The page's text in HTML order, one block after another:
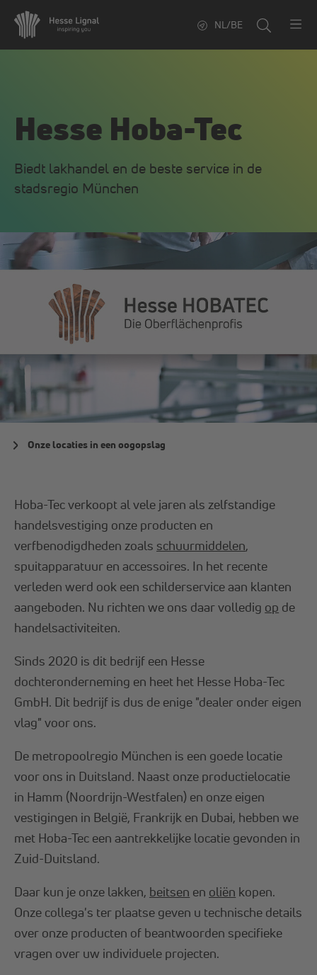
NL/BE
Hesse Hoba-Tec
Biedt lakhandel en de beste service in de
stadsregio München
Onze locaties in een oogopslag
Hoba-Tec verkoopt al vele jaren als zelfstandige
handelsvestiging onze producten en
verfbenodigdheden zoals schuurmiddelen,
spuitapparatuur en accessoires. In het recente
verleden werd ook een schilderservice aan klanten
aangeboden. Nu richten we ons daar volledig op de
handelsactiviteiten.
Sinds 2020 is dit bedrijf een Hesse
dochteronderneming en heet het Hesse Hoba-Tec
GmbH. Dit bedrijf is dus de enige "dealer onder eigen
vlag" voor ons.
De metropoolregio München is een goede locatie
voor ons in Duitsland. Naast onze productielocatie
in Hamm (Noordrijn-Westfalen) en onze eigen
vestigingen in België, Frankrijk en Dubai, hebben we
met Hoba-Tec een aantrekkelijke locatie gevonden in
Zuid-Duitsland.
Daar kun je onze lakken, beitsen en oliën kopen.
Onze collega's ter plaatse geven u technische details
over onze producten of beantwoorden specifieke
vragen over uw individuele projecten.